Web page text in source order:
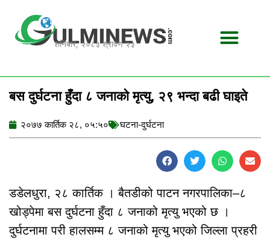
content
शनिबार, २०८३ श्रावण २३
बस दुर्घटना हुँदा ८ जनाको मृत्यु, २९ भन्दा बढी घाइते
२०७७ कार्तिक २८, ०५:५० घटना-दुर्घटना
डडेलधुरा, २८ कार्तिक । बैतडीको पाटन नगरपालिका–८
खोड्पेमा बस दुर्घटना हुँदा ८ जनाको मृत्यु भएको छ ।
दुर्घटनामा परी हालसम्म ८ जनाको मृत्यु भएको जिल्ला प्रहरी